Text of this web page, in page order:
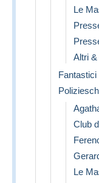
Le
Altri
Fantastici
Club
Le